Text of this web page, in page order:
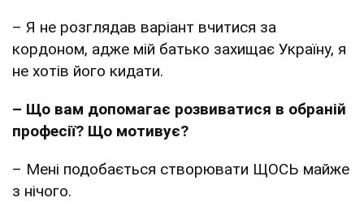
– Я не розглядав варіант вчитися за
кордоном, адже мій батько захищає Україну, я
не хотів його кидати.
– Що вам допомагає розвиватися в обраній
професії? Що мотивує?
– Мені подобається створювати ЩОСЬ майже
з нічого.